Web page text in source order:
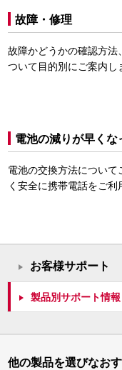
故障・修理
故障かどうかの確認方法
ついて目的別にご案内し
電池の減りが早くな
電池の交換方法につい
く安全に携帯電話をご利
お客様サポート
製品別サポート情報
他の製品を選びなおす